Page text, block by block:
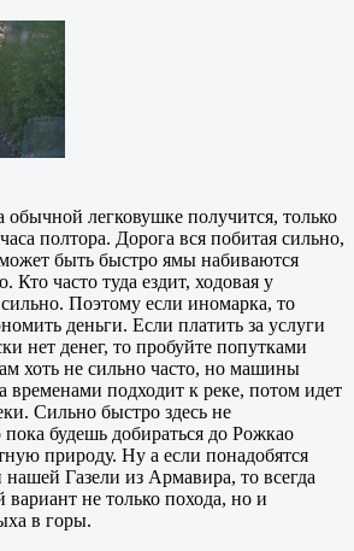
обычной легковушке получится, только
полтора. Дорога вся побитая сильно,
быть быстро ямы набиваются
Кто часто туда ездит, ходовая у
Поэтому если иномарка, то
деньги. Если платить за услуги
нет денег, то пробуйте попутками
хоть не сильно часто, но машины
временами подходит к реке, потом идет
Сильно быстро здесь не
будешь добираться до Рожкао
природу. Ну а если понадобятся
Газели из Армавира, то всегда
не только похода, но и
в горы.